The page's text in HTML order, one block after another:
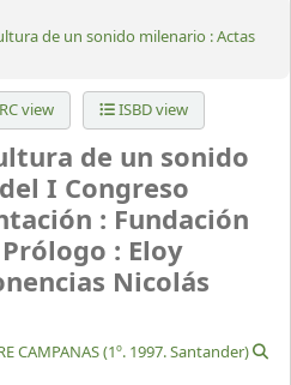
de un sonido milenario : Actas
view ISBD view
de un sonido
I Congreso
: Fundación
: Eloy
Nicolás
CAMPANAS (1º. 1997. Santander)